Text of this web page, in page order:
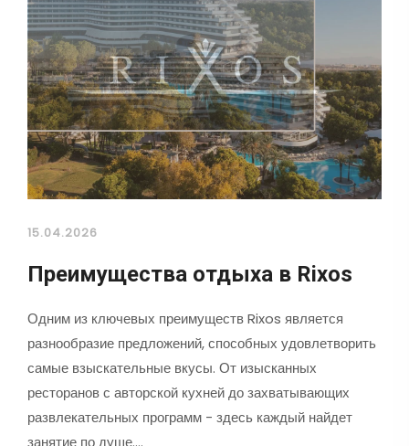
15.04.2026
Преимущества отдыха в Rixos
Одним из ключевых преимуществ Rixos является
разнообразие предложений, способных удовлетворить
самые взыскательные вкусы. От изысканных
ресторанов с авторской кухней до захватывающих
развлекательных программ - здесь каждый найдет